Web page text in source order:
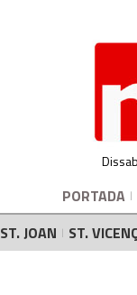
PORTADA
ST. JOAN
ST.